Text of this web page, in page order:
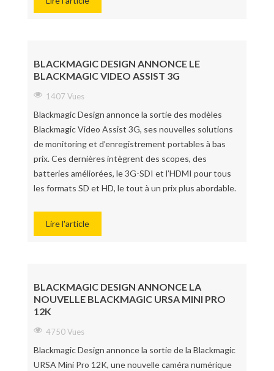
BLACKMAGIC DESIGN ANNONCE LE
BLACKMAGIC VIDEO ASSIST 3G
1407 Vues
Blackmagic Design annonce la sortie des modèles
Blackmagic Video Assist 3G, ses nouvelles solutions
de monitoring et d’enregistrement portables à bas
prix. Ces dernières intègrent des scopes, des
batteries améliorées, le 3G-SDI et l’HDMI pour tous
les formats SD et HD, le tout à un prix plus abordable.
Lire l'article
BLACKMAGIC DESIGN ANNONCE LA
NOUVELLE BLACKMAGIC URSA MINI PRO
12K
4750 Vues
Blackmagic Design annonce la sortie de la Blackmagic
URSA Mini Pro 12K, une nouvelle caméra numérique